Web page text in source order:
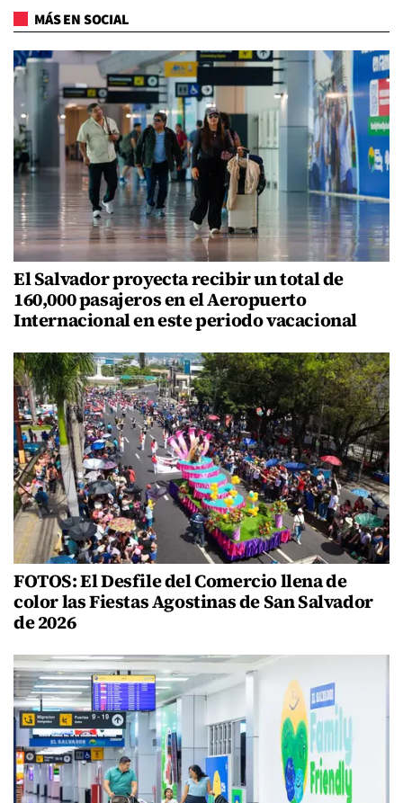
MÁS EN SOCIAL
El Salvador proyecta recibir un total de
160,000 pasajeros en el Aeropuerto
Internacional en este periodo vacacional
FOTOS: El Desfile del Comercio llena de
color las Fiestas Agostinas de San Salvador
de 2026